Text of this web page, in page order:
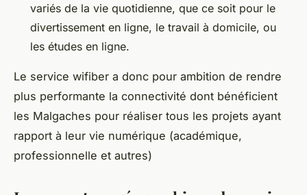
variés de la vie quotidienne, que ce soit pour le
divertissement en ligne, le travail à domicile, ou
les études en ligne.
Le service wifiber a donc pour ambition de rendre
plus performante la connectivité dont bénéficient
les Malgaches pour réaliser tous les projets ayant
rapport à leur vie numérique (académique,
professionnelle et autres)